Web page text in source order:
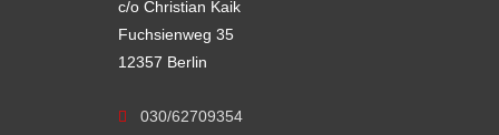
c/o Christian Kaik
Fuchsienweg 35
12357 Berlin
030/62709354